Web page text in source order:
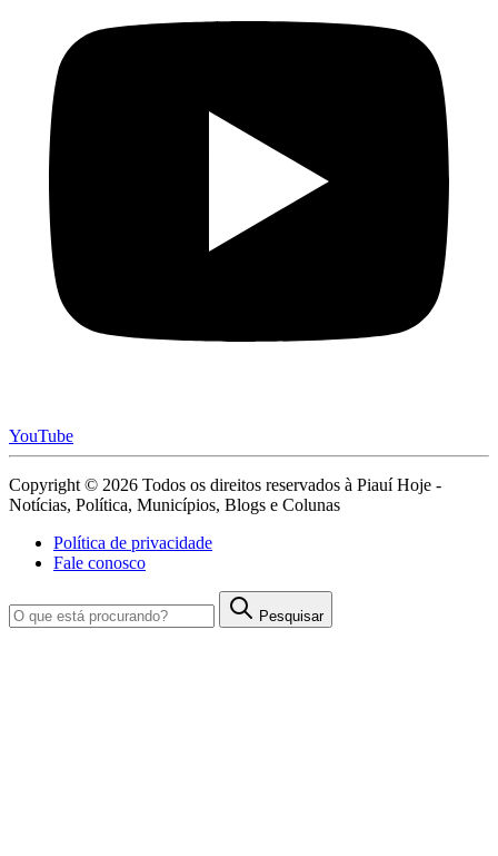
YouTube
Copyright © 2026 Todos os direitos reservados à Piauí Hoje -
Notícias, Política, Municípios, Blogs e Colunas
Política de privacidade
Fale conosco
Pesquisar